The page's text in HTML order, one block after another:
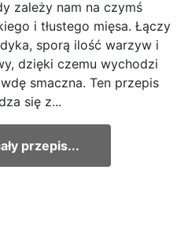
zależy nam na czymś
i tłustego mięsa. Łączy
sporą ilość warzyw i
dzięki czemu wychodzi
smaczna. Ten przepis
się z...
przepis...